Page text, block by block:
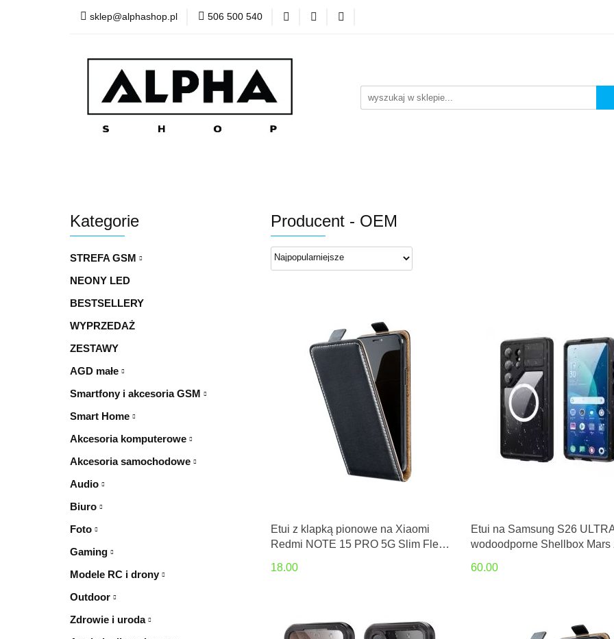
sklep@alphashop.pl 506 500 540
Kategorie
STREFA GSM
NEONY LED
BESTSELLERY
WYPRZEDAŻ
ZESTAWY
AGD małe
Smartfony i akcesoria GSM
Smart Home
Akcesoria komputerowe
Akcesoria samochodowe
Audio
Biuro
Foto
Gaming
Modele RC i drony
Outdoor
Zdrowie i uroda
Producent - OEM
Etui z klapką pionowe na Xiaomi
Redmi NOTE 15 PRO 5G Slim Flexi
18.00
Etui na Samsung S26
wodoodporne Shellbox Mars
60.00